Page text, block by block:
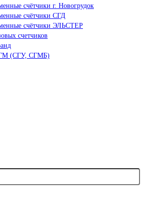
счётчики г. Новогрудок
счётчики СГД
счётчики ЭЛЬСТЕР
счетчиков
(СГУ, СГМБ)